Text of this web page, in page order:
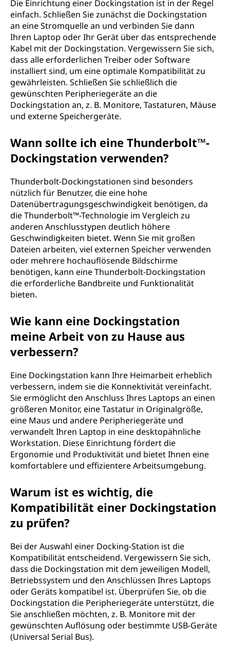
Die Einrichtung einer Dockingstation ist in der Regel
einfach. Schließen Sie zunächst die Dockingstation
an eine Stromquelle an und verbinden Sie dann
Ihren Laptop oder Ihr Gerät über das entsprechende
Kabel mit der Dockingstation. Vergewissern Sie sich,
dass alle erforderlichen Treiber oder Software
installiert sind, um eine optimale Kompatibilität zu
gewährleisten. Schließen Sie schließlich die
gewünschten Peripheriegeräte an die
Dockingstation an, z. B. Monitore, Tastaturen, Mäuse
und externe Speichergeräte.
Wann sollte ich eine Thunderbolt™-
Dockingstation verwenden?
Thunderbolt-Dockingstationen sind besonders
nützlich für Benutzer, die eine hohe
Datenübertragungsgeschwindigkeit benötigen, da
die Thunderbolt™-Technologie im Vergleich zu
anderen Anschlusstypen deutlich höhere
Geschwindigkeiten bietet. Wenn Sie mit großen
Dateien arbeiten, viel externen Speicher verwenden
oder mehrere hochauflösende Bildschirme
benötigen, kann eine Thunderbolt-Dockingstation
die erforderliche Bandbreite und Funktionalität
bieten.
Wie kann eine Dockingstation
meine Arbeit von zu Hause aus
verbessern?
Eine Dockingstation kann Ihre Heimarbeit erheblich
verbessern, indem sie die Konnektivität vereinfacht.
Sie ermöglicht den Anschluss Ihres Laptops an einen
größeren Monitor, eine Tastatur in Originalgröße,
eine Maus und andere Peripheriegeräte und
verwandelt Ihren Laptop in eine desktopähnliche
Workstation. Diese Einrichtung fördert die
Ergonomie und Produktivität und bietet Ihnen eine
komfortablere und effizientere Arbeitsumgebung.
Warum ist es wichtig, die
Kompatibilität einer Dockingstation
zu prüfen?
Bei der Auswahl einer Docking-Station ist die
Kompatibilität entscheidend. Vergewissern Sie sich,
dass die Dockingstation mit dem jeweiligen Modell,
Betriebssystem und den Anschlüssen Ihres Laptops
oder Geräts kompatibel ist. Überprüfen Sie, ob die
Dockingstation die Peripheriegeräte unterstützt, die
Sie anschließen möchten, z. B. Monitore mit der
gewünschten Auflösung oder bestimmte USB-Geräte
(Universal Serial Bus).